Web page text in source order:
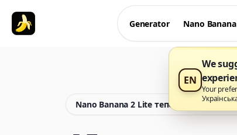
Generator Nano
EN
We
Your
Nano Banana 2 Lite тепер доступний у